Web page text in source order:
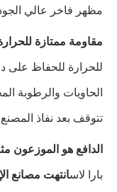
مظهر فاخر عالي
مقاومة ممتازة
للحرارة للحفاظ على
الحاويات والرطوبة
تتوقف بعد نفاذ
الدافع هو الموزعون
بارا لاسانتهت مصانع